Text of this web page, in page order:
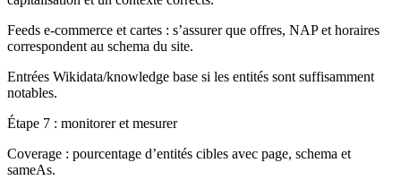
Feeds e‑commerce et cartes : s’assurer que offres, NAP et horaires
correspondent au schema du site.
Entrées Wikidata/knowledge base si les entités sont suffisamment
notables.
Étape 7 : monitorer et mesurer
Coverage : pourcentage d’entités cibles avec page, schema et
sameAs.